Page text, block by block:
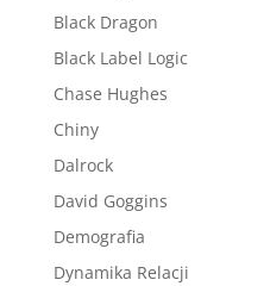
Black Dragon
Black Label Logic
Chase Hughes
Chiny
Dalrock
David Goggins
Demografia
Dynamika Relacji